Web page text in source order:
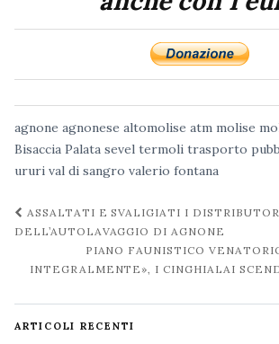
agnone agnonese altomolise atm molise
Bisaccia Palata sevel termoli trasporto
ururi val di sangro valerio fontana
Navigazione
post
ASSALTATI E SVALIGIATI I
DELL’AUTOLAVAGGIO DI AGNONE
PIANO FAUNISTICO
INTEGRALMENTE», I CINGHIALAI
ARTICOLI RECENTI